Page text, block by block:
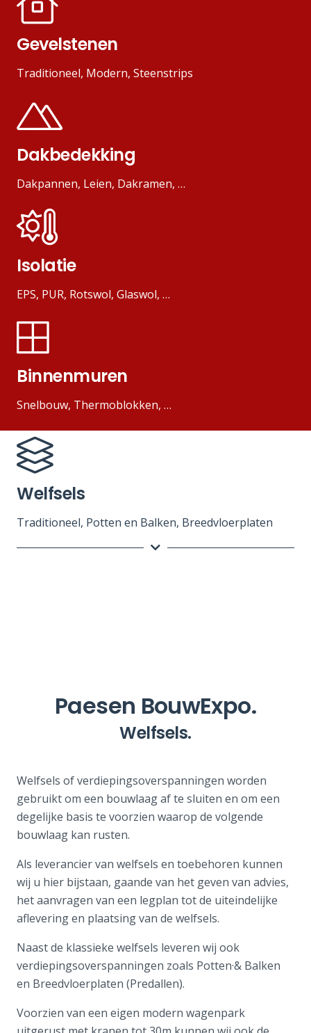
Gevelstenen
Traditioneel, Modern, Steenstrips
Dakbedekking
Dakpannen, Leien, Dakramen, …
Isolatie
EPS, PUR, Rotswol, Glaswol, …
Binnenmuren
Snelbouw, Thermoblokken, …
Welfsels
Traditioneel, Potten en Balken, Breedvloerplaten
Paesen BouwExpo.
Welfsels.
Welfsels of verdiepingsoverspanningen worden
gebruikt om een bouwlaag af te sluiten en om een
degelijke basis te voorzien waarop de volgende
bouwlaag kan rusten.
Als leverancier van welfsels en toebehoren kunnen
wij u hier bijstaan, gaande van het geven van advies,
het aanvragen van een legplan tot de uiteindelijke
aflevering en plaatsing van de welfsels.
Naast de klassieke welfsels leveren wij ook
verdiepingsoverspanningen zoals Potten·& Balken
en Breedvloerplaten (Predallen).
Voorzien van een eigen modern wagenpark